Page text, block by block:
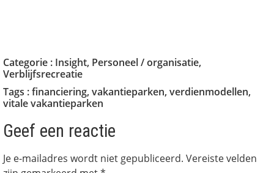
Categorie : Insight, Personeel / organisatie,
Verblijfsrecreatie
Tags :financiering, vakantieparken, verdienmodellen,
vitale vakantieparken
Geef een reactie
Je e-mailadres wordt niet gepubliceerd. Vereiste velden